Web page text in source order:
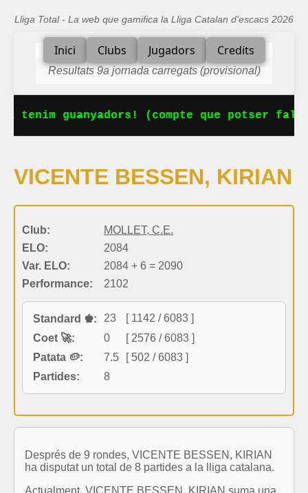
Lliga Total - La web que gamifica la Lliga Catalan d'escacs 2026
Inici Clubs Jugadors Credits
Resultats 9a jornada carregats (provisional)
tenim guanyadors! (compte que potser
VICENTE BESSEN, KIRIAN
Club:
MOLLET, C.E.
ELO:
2084
Var. ELO:
2084 + 6 = 2090
Performance:
2102
Standard ♚: 23
[ 1142 / 6083 ]
Coet 🚀:
0
[ 2576 / 6083 ]
Patata 🥔:
7.5
[ 502 / 6083 ]
Partides:
8
Després de 9 rondes, VICENTE BESSEN, KIRIAN
ha disputat un total de 8 partides a la lliga catalana.
Actualment, VICENTE BESSEN, KIRIAN suma una